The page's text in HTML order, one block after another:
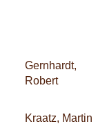
Gernhardt,
Robert
Kraatz, Martin